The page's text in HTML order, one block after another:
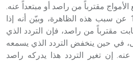
مقترباً من راصد أو مبتعداً عنه.
لقد كشف دوبلر عام 1842 عن سبب هذه الظاهرة، وبيّن أنه إذا
مقترباً من راصد، فإن التردد الذي
في حين ينخفض التردد الذي يسمعه
عنه. إن تغير التردد هذا يدركه راصد